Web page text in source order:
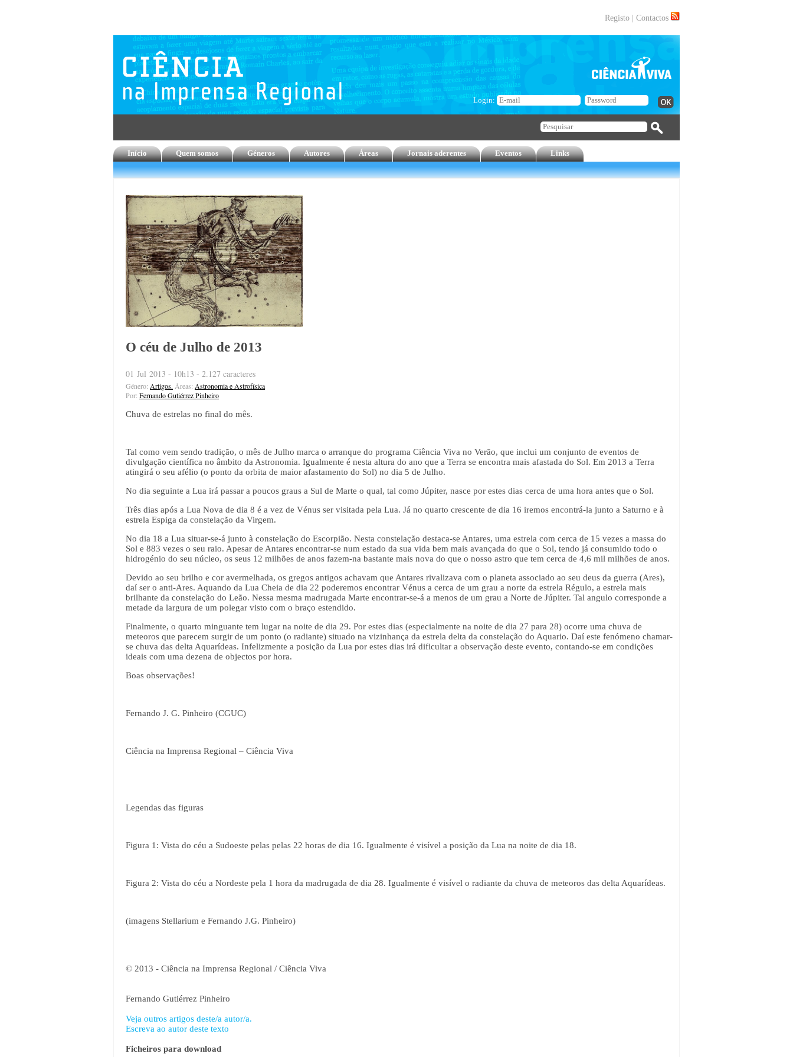
Registo Contactos
Login:
Início Quem somos Géneros Autores Áreas Jornais aderentes Eventos Links
O céu de Julho de 2013
01 Jul 2013 - 10h13 - 2.127 caracteres
Género: Artigos. Áreas: Astronomia e Astrofísica
Por: Fernando Gutiérrez Pinheiro
Chuva de estrelas no final do mês.
Tal como vem sendo tradição, o mês de Julho marca o arranque do programa Ciência Viva no Verão, que inclui um conjunto de eventos de
divulgação científica no âmbito da Astronomia. Igualmente é nesta altura do ano que a Terra se encontra mais afastada do Sol. Em 2013 a Terra
atingirá o seu afélio (o ponto da orbita de maior afastamento do Sol) no dia 5 de Julho.
No dia seguinte a Lua irá passar a poucos graus a Sul de Marte o qual, tal como Júpiter, nasce por estes dias cerca de uma hora antes que o Sol.
Três dias após a Lua Nova de dia 8 é a vez de Vénus ser visitada pela Lua. Já no quarto crescente de dia 16 iremos encontrá-la junto a Saturno e à
estrela Espiga da constelação da Virgem.
No dia 18 a Lua situar-se-á junto à constelação do Escorpião. Nesta constelação destaca-se Antares, uma estrela com cerca de 15 vezes a massa do
Sol e 883 vezes o seu raio. Apesar de Antares encontrar-se num estado da sua vida bem mais avançada do que o Sol, tendo já consumido todo o
hidrogénio do seu núcleo, os seus 12 milhões de anos fazem-na bastante mais nova do que o nosso astro que tem cerca de 4,6 mil milhões de anos.
Devido ao seu brilho e cor avermelhada, os gregos antigos achavam que Antares rivalizava com o planeta associado ao seu deus da guerra (Ares),
daí ser o anti-Ares. Aquando da Lua Cheia de dia 22 poderemos encontrar Vénus a cerca de um grau a norte da estrela Régulo, a estrela mais
brilhante da constelação do Leão. Nessa mesma madrugada Marte encontrar-se-á a menos de um grau a Norte de Júpiter. Tal angulo corresponde a
metade da largura de um polegar visto com o braço estendido.
Finalmente, o quarto minguante tem lugar na noite de dia 29. Por estes dias (especialmente na noite de dia 27 para 28) ocorre uma chuva de
meteoros que parecem surgir de um ponto (o radiante) situado na vizinhança da estrela delta da constelação do Aquario. Daí este fenómeno chamar-
se chuva das delta Aquarídeas. Infelizmente a posição da Lua por estes dias irá dificultar a observação deste evento, contando-se em condições
ideais com uma dezena de objectos por hora.
Boas observações!
Fernando J. G. Pinheiro (CGUC)
Ciência na Imprensa Regional – Ciência Viva
Legendas das figuras
Figura 1: Vista do céu a Sudoeste pelas pelas 22 horas de dia 16. Igualmente é visível a posição da Lua na noite de dia 18.
Figura 2: Vista do céu a Nordeste pela 1 hora da madrugada de dia 28. Igualmente é visível o radiante da chuva de meteoros das delta Aquarídeas.
(imagens Stellarium e Fernando J.G. Pinheiro)
© 2013 - Ciência na Imprensa Regional / Ciência Viva
Fernando Gutiérrez Pinheiro
Veja outros artigos deste/a autor/a.
Escreva ao autor deste texto
Ficheiros para download